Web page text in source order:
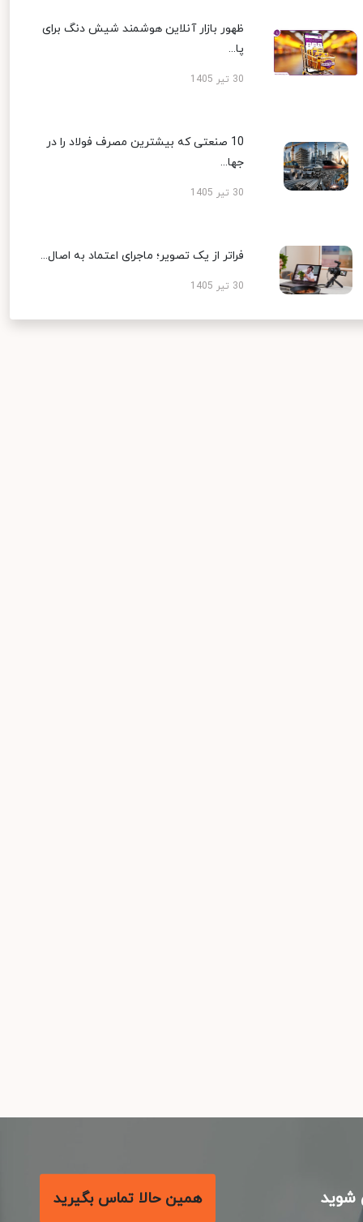
ظهور بازار آنلاین هوشمند شیش دنگ برای
پا...
30 تیر 1405
10 صنعتی که بیشترین مصرف فولاد را در
جها...
30 تیر 1405
فراتر از یک تصویر؛ ماجرای اعتماد به اصال...
30 تیر 1405
همین حالا تماس بگیرید